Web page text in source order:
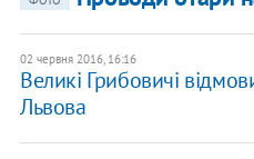
02 червня 2016, 16:16
Великі Грибовичі
Львова